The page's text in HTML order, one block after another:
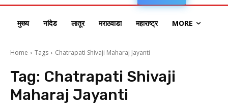
मुख्य नांदेड लातूर मराठवाडा महाराष्ट्र MORE
Home Tags Chatrapati Shivaji Maharaj Jayanti
Tag: Chatrapati Shivaji
Maharaj Jayanti